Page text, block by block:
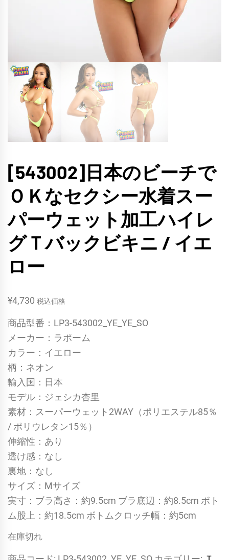
[543002]日本のビーチで
ＯＫなセクシー水着スー
パーウェット加工ハイレ
グＴバックビキニ / イエ
ロー
¥4,730 税込価格
商品型番：LP3-543002_YE_YE_SO
メーカー：ラポーム
カラー：イエロー
柄：ネオン
輸入国：日本
モデル：ジェシカ杏里
素材：スーパーウェット2WAY（ポリエステル85％
/ ポリウレタン15％）
伸縮性：あり
透け感：なし
裏地：なし
サイズ：Mサイズ
実寸：ブラ高さ：約9.5cm ブラ底辺：約8.5cm ボト
ム股上：約18.5cm ボトムクロッチ幅：約5cm
在庫切れ